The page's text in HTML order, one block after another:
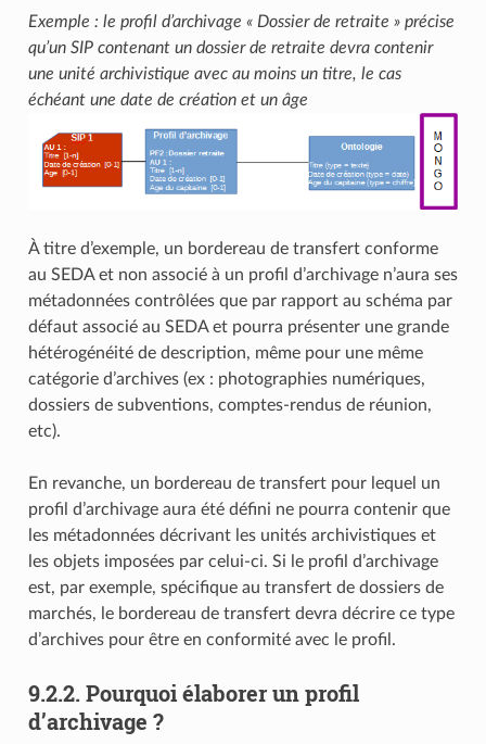
Exemple : le profil d’archivage « Dossier de retraite » précise
qu’un SIP contenant un dossier de retraite devra contenir
une unité archivistique avec au moins un titre, le cas
échéant une date de création et un âge
À titre d’exemple, un bordereau de transfert conforme
au SEDA et non associé à un profil d’archivage n’aura ses
métadonnées contrôlées que par rapport au schéma par
défaut associé au SEDA et pourra présenter une grande
hétérogénéité de description, même pour une même
catégorie d’archives (ex : photographies numériques,
dossiers de subventions, comptes-rendus de réunion,
etc).
En revanche, un bordereau de transfert pour lequel un
profil d’archivage aura été défini ne pourra contenir que
les métadonnées décrivant les unités archivistiques et
les objets imposées par celui-ci. Si le profil d’archivage
est, par exemple, spécifique au transfert de dossiers de
marchés, le bordereau de transfert devra décrire ce type
d’archives pour être en conformité avec le profil.
9.2.2. Pourquoi élaborer un profil
d’archivage ?